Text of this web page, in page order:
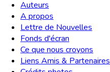
Auteurs
A propos
Lettre de Nouvelles
Fonds d'écran
Ce que nous croyons
Liens Amis & Partenaires